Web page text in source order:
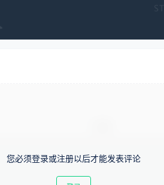
您必须登录或注册以后才能发表评论